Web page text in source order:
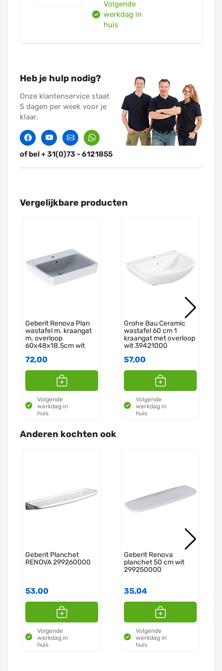
Volgende
werkdag in
huis
Heb je hulp nodig?
Onze klantenservice staat
5 dagen per week voor je
klaar.
FacebookTwitterContactWhatssapp
of bel + 31(0)73 - 6121855
Vergelijkbare producten
Geberit Renova Plan
wastafel m. kraangat
m. overloop
60x48x18.5cm wit
72,00
Volgende
werkdag in
huis
Grohe Bau Ceramic
wastafel 60 cm 1
kraangat met overloop
wit 39421000
57,00
Volgende
werkdag in
huis
Anderen kochten ook
Geberit Planchet
RENOVA 299260000
53,00
Volgende
werkdag in
huis
Geberit Renova
planchet 50 cm wit
299250000
35,04
Volgende
werkdag in
huis